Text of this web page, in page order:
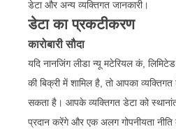
डेटा और अन्य व्यक्तिगत जानकारी।
डेटा का प्रकटीकरण
कारोबारी सौदा
यदि नानजिंग लीडा न्यू मटेरियल कं,
की बिक्री में शामिल है, तो आपका व्यक्तिगत
सकता है। आपके व्यक्तिगत डेटा को
प्रदान करेंगे और एक अलग गोपनीयता